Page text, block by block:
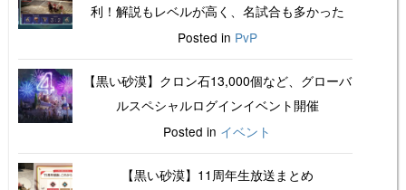
利！解説もレベルが高く、名試合も多かった
Posted in PvP
【黒い砂漠】クロン石13,000個など、グローバ
ルスペシャルログインイベント開催
Posted in イベント
【黒い砂漠】11周年生放送まとめ